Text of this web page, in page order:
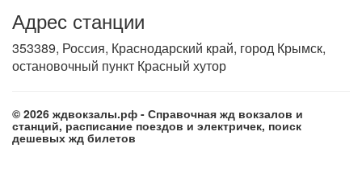
Адрес станции
353389, Россия, Краснодарский край, город Крымск,
остановочный пункт Красный хутор
© 2026 ждвокзалы.рф - Справочная жд вокзалов и
станций, расписание поездов и электричек, поиск
дешевых жд билетов